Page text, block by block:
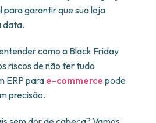
garantir que sua loja
data.
como a Black Friday
riscos de não ter tudo
ERP para e-commerce pode
precisão.